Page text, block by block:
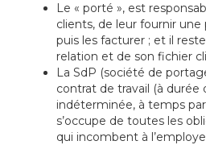
Le « porté », est
clients, de leur fournir
puis les facturer ; et il
relation et de son fichier
La SdP (société de
contrat de travail (à durée
indéterminée, à temps
s’occupe de toutes les
qui incombent à